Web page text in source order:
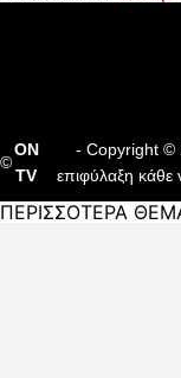
©
ON
TV
- Copyright ©
επιφύλαξη κάθε
ΠΕΡΙΣΣΟΤΕΡΑ